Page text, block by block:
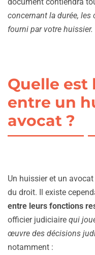
concernant la durée,
fourni par votre huissier.
Quelle est
entre un
avocat ?
Un huissier et un
du droit. Il existe
entre leurs fonctions
officier judiciaire qui
œuvre des décisions
notamment :